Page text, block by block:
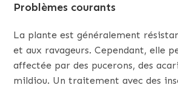
Problèmes courants
La plante est généralement
et aux ravageurs. Cependant, elle
affectée par des pucerons, des
mildiou. Un traitement avec des